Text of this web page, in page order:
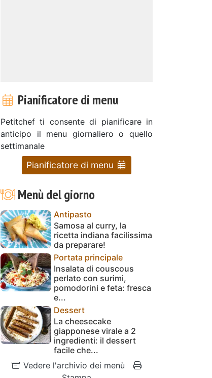
Pianificatore di menu
Petitchef ti consente di pianificare in
anticipo il menu giornaliero o quello
settimanale
Pianificatore di menu
Menù del giorno
Antipasto
Samosa al curry, la
ricetta indiana facilissima
da preparare!
Portata principale
Insalata di couscous
perlato con surimi,
pomodorini e feta: fresca
e...
Dessert
La cheesecake
giapponese virale a 2
ingredienti: il dessert
facile che...
Vedere l'archivio dei menù